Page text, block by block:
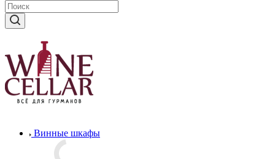
Винные шкафы